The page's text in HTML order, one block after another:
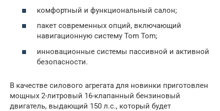
комфортный и функциональный салон;
пакет современных опций, включающий
навигационную систему Tom Tom;
инновационные системы пассивной и активной
безопасности.
В качестве силового агрегата для новинки приготовлен
мощных 2-литровый 16-клапанный бензиновый
двигатель, выдающий 150 л.с., который будет